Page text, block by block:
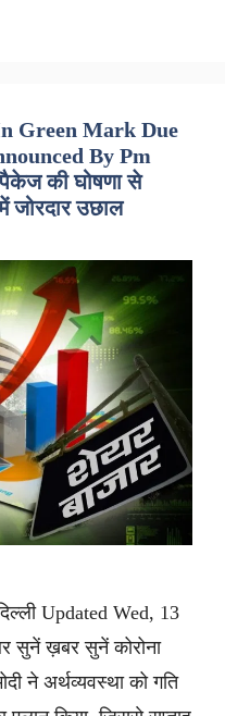
Green Mark Due
By Pm
की घोषणा से
जोरदार उछाल
Updated Wed, 13
सुनें ख़बर सुनें कोरोना
ने अर्थव्यवस्था को गति